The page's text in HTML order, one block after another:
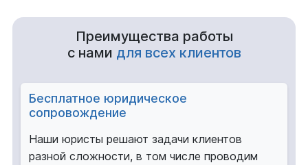
Преимущества работы
с нами для всех клиентов
Бесплатное юридическое
сопровождение
Наши юристы решают задачи клиентов
разной сложности, в том числе проводим